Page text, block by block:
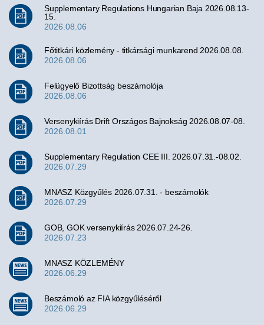
Supplementary Regulations Hungarian Baja 2026.08.13-
15.
2026.08.06
Főtitkári közlemény - titkársági munkarend 2026.08.08.
2026.08.06
Felügyelő Bizottság beszámolója
2026.08.06
Versenykiírás Drift Országos Bajnokság 2026.08.07-08.
2026.08.01
Supplementary Regulation CEE III. 2026.07.31.-08.02.
2026.07.29
MNASZ Közgyűlés 2026.07.31. - beszámolók
2026.07.29
GOB, GOK versenykiírás 2026.07.24-26.
2026.07.23
MNASZ KÖZLEMÉNY
2026.06.29
Beszámoló az FIA közgyűléséről
2026.06.29